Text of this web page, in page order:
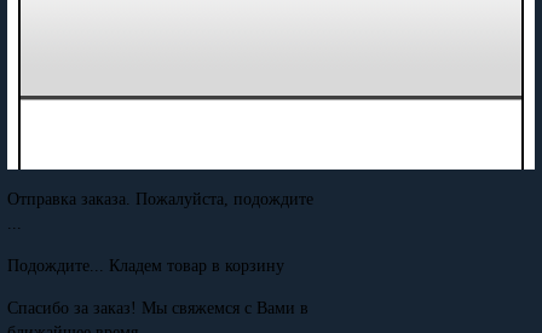
Отправка заказа. Пожалуйста, подождите
...
Подождите... Кладем товар в корзину
Спасибо за заказ! Мы свяжемся с Вами в